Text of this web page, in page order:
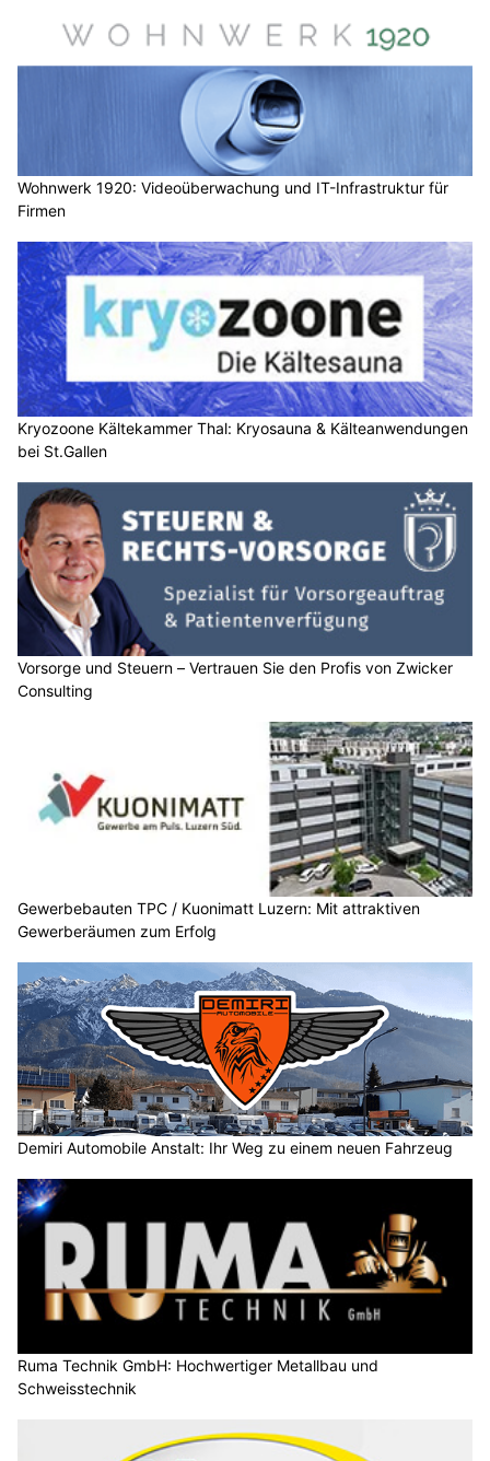
Wohnwerk 1920: Videoüberwachung und IT-Infrastruktur für
Firmen
Kryozoone Kältekammer Thal: Kryosauna & Kälteanwendungen
bei St.Gallen
Vorsorge und Steuern – Vertrauen Sie den Profis von Zwicker
Consulting
Gewerbebauten TPC / Kuonimatt Luzern: Mit attraktiven
Gewerberäumen zum Erfolg
Demiri Automobile Anstalt: Ihr Weg zu einem neuen Fahrzeug
Ruma Technik GmbH: Hochwertiger Metallbau und
Schweisstechnik